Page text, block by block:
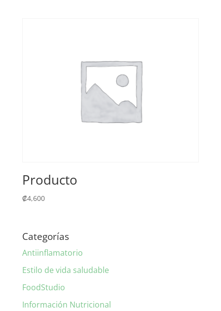
Producto
₡4,600
Categorías
Antiinflamatorio
Estilo de vida saludable
FoodStudio
Información Nutricional